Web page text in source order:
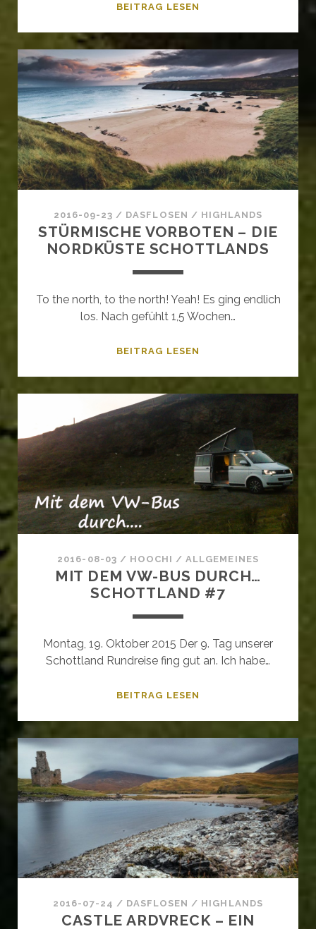
BEITRAG LESEN
BODENSEE
2016-09-23 / DASFLOSEN / HIGHLANDS
STÜRMISCHE VORBOTEN – DIE
NORDKÜSTE SCHOTTLANDS
To the north, to the north! Yeah! Es ging endlich
los. Nach gefühlt 1,5 Wochen…
BEITRAG LESEN
SCHOTTLANDS
2016-08-03 / HOOCHI /ALLGEMEINES
MIT DEM VW-BUS DURCH…
SCHOTTLAND #7
Montag, 19. Oktober 2015 Der 9. Tag unserer
Schottland Rundreise fing gut an. Ich habe…
BEITRAG LESEN
DURCH…
SCHOTTLAND
#7
2016-07-24 / DASFLOSEN / HIGHLANDS
CASTLE ARDVRECK – EIN